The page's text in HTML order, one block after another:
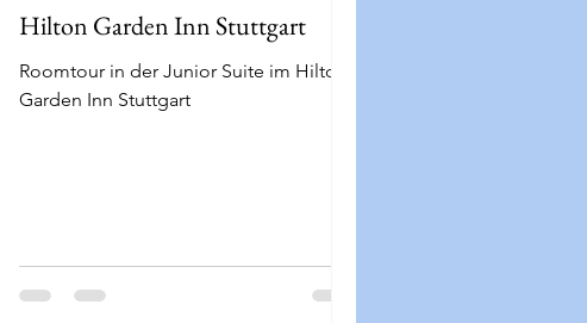
Hilton Garden Inn Stuttgart
Roomtour in der Junior Suite im Hilton
Garden Inn Stuttgart